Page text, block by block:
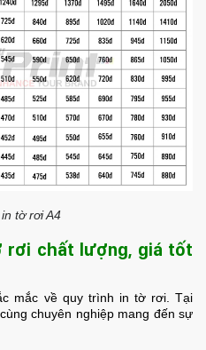
tờ rơi A4
rơi chất lượng, giá tốt
mắc về quy trình in tờ rơi. Tại
chuyên nghiệp mang đến sự